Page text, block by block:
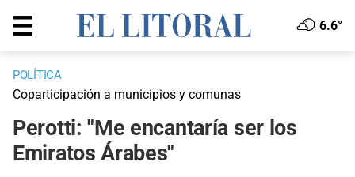
6.6°
POLÍTICA
Coparticipación a municipios y comunas
Perotti: "Me encantaría ser los
Emiratos Árabes"